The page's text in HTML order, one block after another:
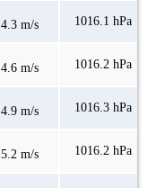
4.3 m/s 1016.1 hPa
4.6 m/s 1016.2 hPa
4.9 m/s 1016.3 hPa
5.2 m/s 1016.2 hPa